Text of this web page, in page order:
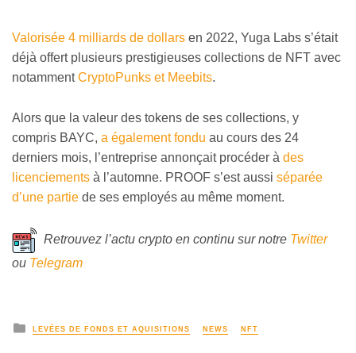
Valorisée 4 milliards de dollars en 2022, Yuga Labs s’était
déjà offert plusieurs prestigieuses collections de NFT avec
notammentCryptoPunks et Meebits.
Alors que la valeur des tokens de ses collections, y
compris BAYC, a également fondu au cours des 24
derniers mois, l’entreprise annonçait procéder à des
licenciements à l’automne. PROOF s’est aussi séparée
d’une partie de ses employés au même moment.
Retrouvez l’actu crypto en continu sur notre Twitter
ou Telegram
LEVÉES DE FONDS ET AQUISITIONS NEWS NFT